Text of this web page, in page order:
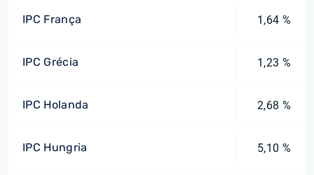
IPC França 1,64 %
IPC Grécia 1,23 %
IPC Holanda 2,68 %
IPC Hungria 5,10 %